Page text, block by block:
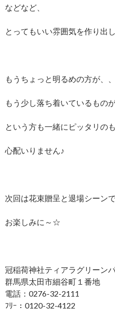
などなど、
とってもいい雰囲気を作り出
もうちょっと明るめの方が、、
もう少し落ち着いているものが
という方も一緒にピッタリの
心配いりません♪
次回は花束贈呈と退場シーンで
お楽しみに～☆
冠稲荷神社ティアラグリーン
群馬県太田市細谷町１番地
電話：0276-32-2111
ﾌﾘｰ：0120-32-4122